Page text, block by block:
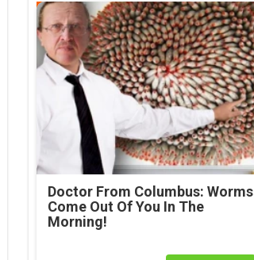
Doctor From Columbus: Worms
Come Out Of You In The
Morning!